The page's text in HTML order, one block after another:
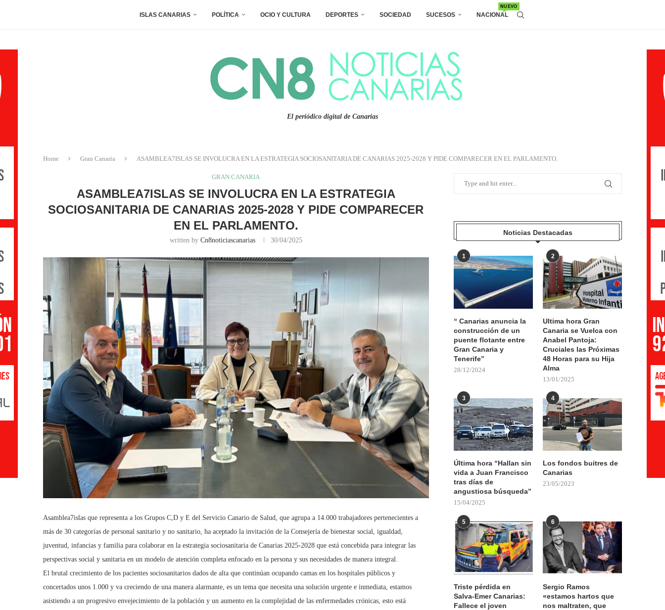
ISLAS CANARIAS POLÍTICA OCIO Y CULTURA DEPORTES SOCIEDAD SUCESOS NACIONAL
NUEVO
El periódico digital de Canarias
Home Gran Canaria ASAMBLEA7ISLAS SE INVOLUCRA EN LA ESTRATEGIA SOCIOSANITARIA DE CANARIAS 2025-2028 Y PIDE COMPARECER EN EL PARLAMENTO.
GRAN CANARIA
ASAMBLEA7ISLAS SE INVOLUCRA EN LA ESTRATEGIA
SOCIOSANITARIA DE CANARIAS 2025-2028 Y PIDE COMPARECER
EN EL PARLAMENTO.
written by Cn8noticiascanarias 30/04/2025
Asamblea7islas que representa a los Grupos C,D y E del Servicio Canario de Salud, que agrupa a 14.000 trabajadores pertenecientes a
más de 30 categorías de personal sanitario y no sanitario, ha aceptado la invitación de la Consejería de bienestar social, igualdad,
juventud, infancias y familia para colaborar en la estrategia sociosanitaria de Canarias 2025-2028 que está concebida para integrar las
perspectivas social y sanitaria en un modelo de atención completa enfocado en la persona y sus necesidades de manera integral.
El brutal crecimiento de los pacientes sociosanitarios dados de alta que continúan ocupando camas en los hospitales públicos y
concertados unos 1.000 y va creciendo de una manera alarmante, es un tema que necesita una solución urgente e inmediata, estamos
asistiendo a un progresivo envejecimiento de la población y un aumento en la complejidad de las enfermedades crónicas, esto está
Noticias Destacadas
1
“ Canarias anuncia la
construcción de un
puente flotante entre
Gran Canaria y
Tenerife”
28/12/2024
2
Ultima hora Gran
Canaria se Vuelca con
Anabel Pantoja:
Cruciales las Próximas
48 Horas para su Hija
Alma
13/01/2025
3
Última hora “Hallan sin
vida a Juan Francisco
tras días de
angustiosa búsqueda”
15/04/2025
4
Los fondos buitres de
Canarias
23/05/2023
5
Triste pérdida en
Salva-Emer Canarias:
Fallece el joven
6
Sergio Ramos
«estamos hartos que
nos maltraten, que